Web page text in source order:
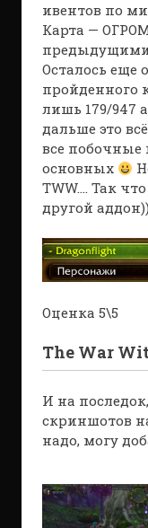
ивентов по
Карта —
Осталось еще
пройденного
лишь 179/947
дальше это
все побочные
основных
TWW…. Так
другой аддон))
Оценка 5\5
The War
И на
скриншотов
надо, могу